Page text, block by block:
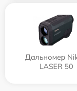
Дальномер
LASER 50